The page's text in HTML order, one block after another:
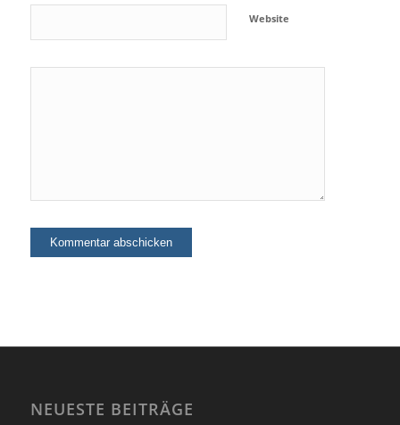
Website
NEUESTE BEITRÄGE